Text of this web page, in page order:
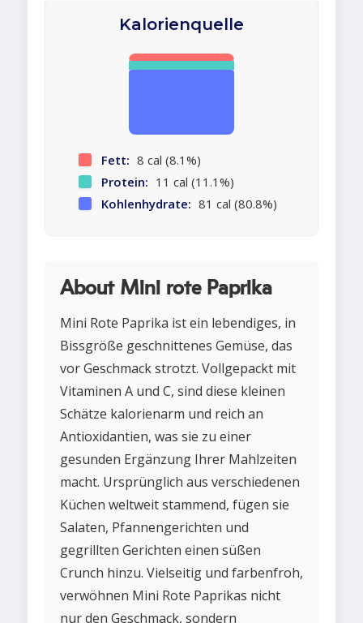
Kalorienquelle
Fett: 8 cal (8.1%)
Protein: 11 cal (11.1%)
Kohlenhydrate: 81 cal (80.8%)
About Mini rote Paprika
Mini Rote Paprika ist ein lebendiges, in
Bissgröße geschnittenes Gemüse, das
vor Geschmack strotzt. Vollgepackt mit
Vitaminen A und C, sind diese kleinen
Schätze kalorienarm und reich an
Antioxidantien, was sie zu einer
gesunden Ergänzung Ihrer Mahlzeiten
macht. Ursprünglich aus verschiedenen
Küchen weltweit stammend, fügen sie
Salaten, Pfannengerichten und
gegrillten Gerichten einen süßen
Crunch hinzu. Vielseitig und farbenfroh,
verwöhnen Mini Rote Paprikas nicht
nur den Geschmack, sondern